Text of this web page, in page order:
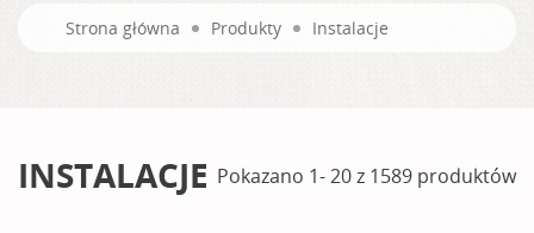
Strona główna Produkty Instalacje
INSTALACJE Pokazano 1- 20 z 1589 produktów